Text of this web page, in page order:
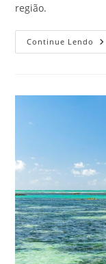
região.
Continue Lendo
As